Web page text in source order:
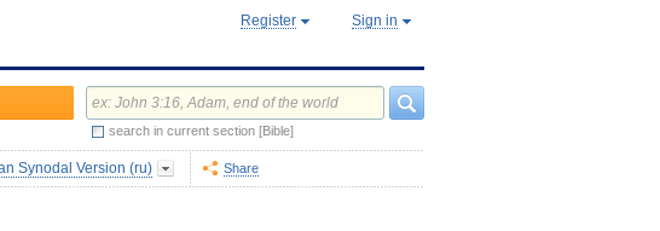
Register Sign in
search in current section [Bible]
Synodal Version (ru) Share